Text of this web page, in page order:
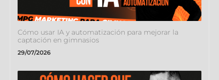
Cómo usar IA y automatización para mejorar la
captación en gimnasios
29/07/2026